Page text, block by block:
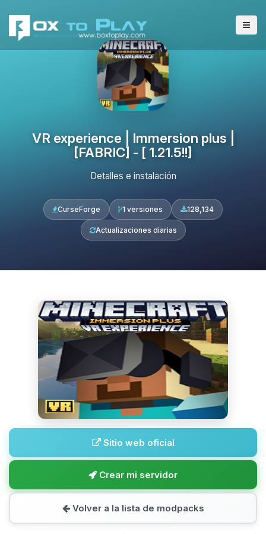
VR experience | Immersion plus |
[FABRIC] - [ 1.21.5!!]
Detalles e instalación
CurseForge 1 versiones 128,134
Actualizaciones diarias
Sitio web oficial
Crear mi servidor
Volver a la lista de modpacks